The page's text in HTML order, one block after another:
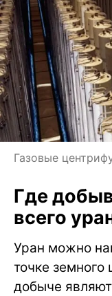
Газовые
Где
всего
Уран можно
точке
добыче